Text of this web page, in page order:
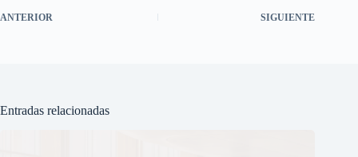
ANTERIOR SIGUIENTE
Entradas relacionadas